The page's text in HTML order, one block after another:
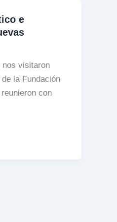
e
nos visitaron
la Fundación
con